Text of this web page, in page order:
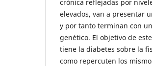
crónica reflejadas por
elevados, van a presentar
y por tanto terminan con
genético. El objetivo de
tiene la diabetes sobre la
como repercuten los